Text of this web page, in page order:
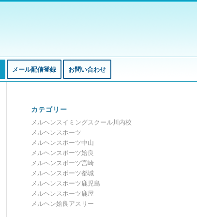
メール配信登録 お問い合わせ
カテゴリー
メルヘンスイミングスクール川内校
メルヘンスポーツ
メルヘンスポーツ中山
メルヘンスポーツ姶良
メルヘンスポーツ宮崎
メルヘンスポーツ都城
メルヘンスポーツ鹿児島
メルヘンスポーツ鹿屋
メルヘン姶良アスリー